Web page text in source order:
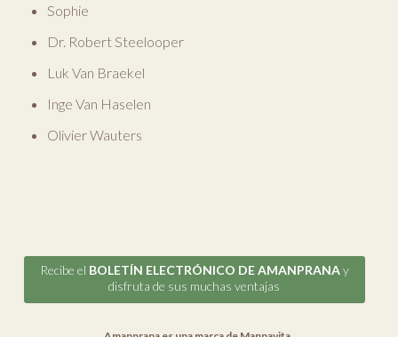
Sophie
Dr. Robert Steelooper
Luk Van Braekel
Inge Van Haselen
Olivier Wauters
Recibe el BOLETÍN ELECTRÓNICO DE AMANPRANAy
disfruta de sus muchas ventajas